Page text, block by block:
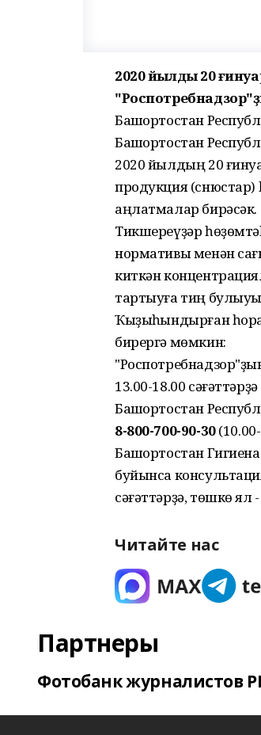
2020 йылдың 20
Башҡортостан
Башҡортостан
2020 йылдың 20
продукция (снюстар)
аңлатмалар бирәсәк.
Тикшереүҙәр
нормативы менән
киткән
тартыуға тиң
Ҡыҙыҡһындырған
бирергә мөмкин:
13.00-18.00
Башҡортостан
8-800-700-90-30
Башҡортостан
буйынса
сәғәттәрҙә, төшкө
Читайте нас
Партнеры
Фотобанк журналистов